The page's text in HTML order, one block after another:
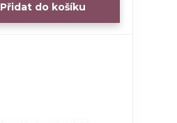
Přidat do košíku